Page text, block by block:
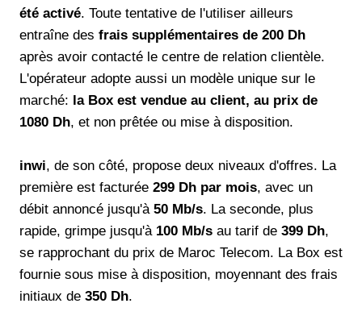
été activé. Toute tentative de l'utiliser ailleurs
entraîne des frais supplémentaires de 200 Dh
après avoir contacté le centre de relation clientèle.
L'opérateur adopte aussi un modèle unique sur le
marché: la Box est vendue au client, au prix de
1080 Dh, et non prêtée ou mise à disposition.
inwi, de son côté, propose deux niveaux d'offres. La
première est facturée 299 Dh par mois, avec un
débit annoncé jusqu'à 50 Mb/s. La seconde, plus
rapide, grimpe jusqu'à 100 Mb/s au tarif de 399 Dh,
se rapprochant du prix de Maroc Telecom. La Box est
fournie sous mise à disposition, moyennant des frais
initiaux de 350 Dh.